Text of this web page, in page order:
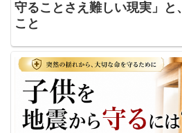
守ることさえ難しい現実」と
こと